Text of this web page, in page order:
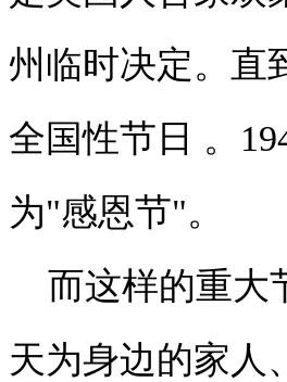
州临时决定。直
全国性节日 。
为"感恩节"。
而这样的重大
天为身边的家人